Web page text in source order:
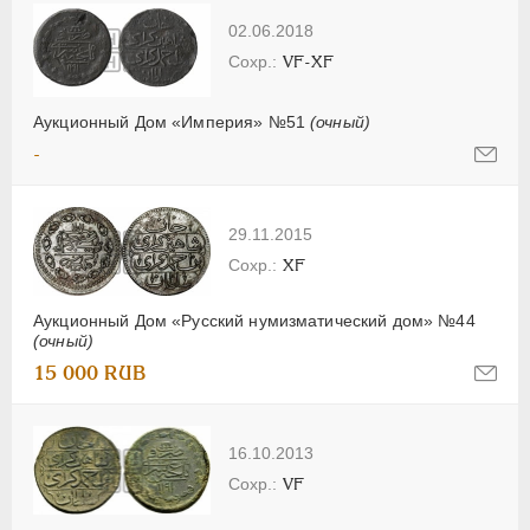
02.06.2018
Аукционный Дом «Империя» №51(очный)
VF-XF
-
29.11.2015
Аукционный Дом «Русский нумизматический дом» №44
(очный)
XF
15 000 RUB
16.10.2013
VF